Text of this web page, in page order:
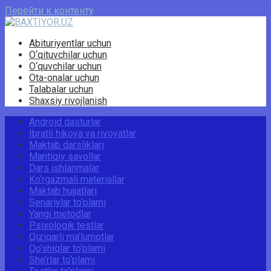
Перейти к контенту
Abituriyentlar uchun
O‘qituvchilar uchun
O‘quvchilar uchun
Ota-onalar uchun
Talabalar uchun
Shaxsiy rivojlanish
Android dasturlar
Ibratli hikoya va rivoyatlar
Maktab darsliklari
Mantiqiy savollar
Dars ishlanmalar
Ko‘rgazmali materiallar
Maktab hujjatlari
Senariylar to‘plami
Yangi metodlar
Psixologik testlar
Qiziqarli ma’lumotlar
Qo‘shiqlar to‘plami
She’rlar to‘plami